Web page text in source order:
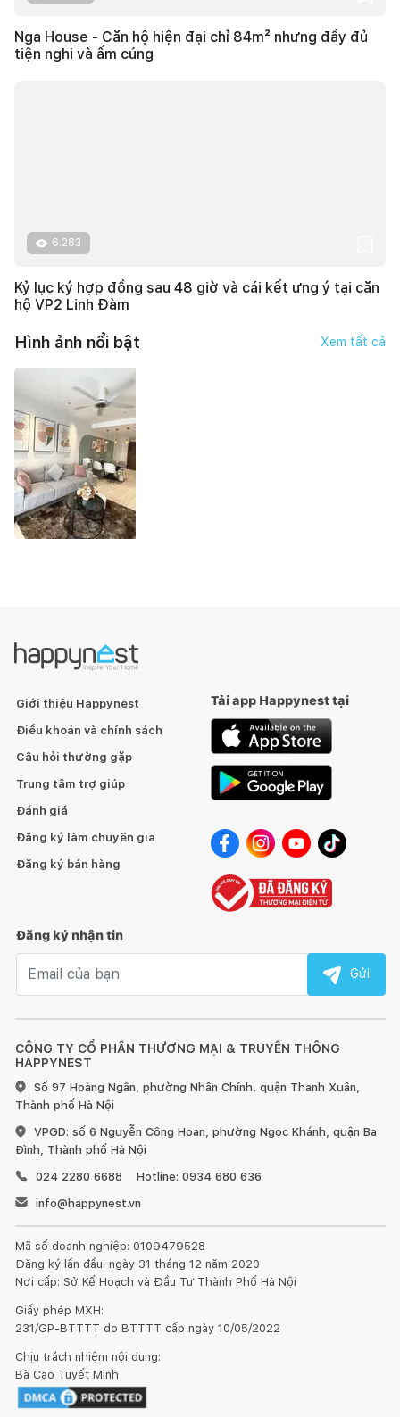
Nga House - Căn hộ hiện đại chỉ 84m² nhưng đầy đủ
tiện nghi và ấm cúng
6.283
Kỷ lục ký hợp đồng sau 48 giờ và cái kết ưng ý tại căn
hộ VP2 Linh Đàm
Hình ảnh nổi bật Xem tất cả
CÔNG TY CỔ PHẦN THƯƠNG MẠI & TRUYỀN THÔNG
HAPPYNEST
Số 97 Hoàng Ngân, phường Nhân Chính, quận Thanh Xuân,
Thành phố Hà Nội
VPGD: số 6 Nguyễn Công Hoan, phường Ngọc Khánh, quận Ba
Đình, Thành phố Hà Nội
024 2280 6688
Hotline: 0934 680 636
info@happynest.vn
Mã số doanh nghiệp: 0109479528
Đăng ký lần đầu: ngày 31 tháng 12 năm 2020
Nơi cấp: Sở Kế Hoạch và Đầu Tư Thành Phố Hà Nội
Giấy phép MXH:
231/GP-BTTTT do BTTTT cấp ngày 10/05/2022
Chịu trách nhiệm nội dung:
Bà Cao Tuyết Minh
Giới thiệu Happynest
Điều khoản và chính sách
Câu hỏi thường gặp
Trung tâm trợ giúp
Đánh giá
Đăng ký làm chuyên gia
Đăng ký bán hàng
Tải app Happynest tại
Đăng ký nhận tin
Gửi